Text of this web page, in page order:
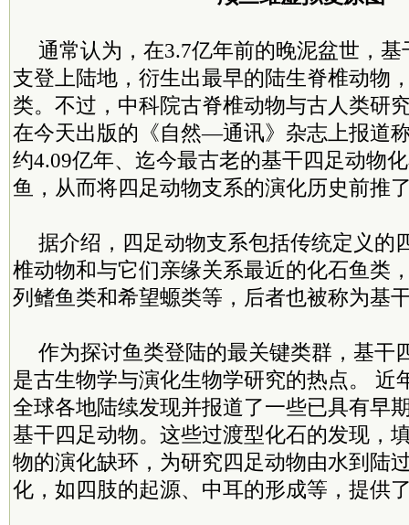
通常认为，在3.7亿年前的晚泥盆世，
支登上陆地，衍生出最早的陆生脊椎动物
类。不过，中科院古脊椎动物与古人类研
在今天出版的《自然—通讯》杂志上报道
约4.09亿年、迄今最古老的基干四足动物
鱼，从而将四足动物支系的演化历史前推
据介绍，四足动物支系包括传统定义
椎动物和与它们亲缘关系最近的化石鱼类
列鳍鱼类和希望螈类等，后者也被称为基
作为探讨鱼类登陆的最关键类群，基干
是古生物学与演化生物学研究的热点。 近
全球各地陆续发现并报道了一些已具有早
基干四足动物。这些过渡型化石的发现，
物的演化缺环，为研究四足动物由水到陆
化，如四肢的起源、中耳的形成等，提供